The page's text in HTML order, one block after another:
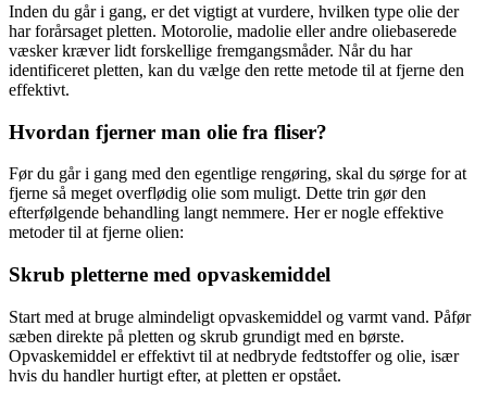
Inden du går i gang, er det vigtigt at vurdere, hvilken type olie der
har forårsaget pletten. Motorolie, madolie eller andre oliebaserede
væsker kræver lidt forskellige fremgangsmåder. Når du har
identificeret pletten, kan du vælge den rette metode til at fjerne den
effektivt.
Hvordan fjerner man olie fra fliser?
Før du går i gang med den egentlige rengøring, skal du sørge for at
fjerne så meget overflødig olie som muligt. Dette trin gør den
efterfølgende behandling langt nemmere. Her er nogle effektive
metoder til at fjerne olien:
Skrub pletterne med opvaskemiddel
Start med at bruge almindeligt opvaskemiddel og varmt vand. Påfør
sæben direkte på pletten og skrub grundigt med en børste.
Opvaskemiddel er effektivt til at nedbryde fedtstoffer og olie, især
hvis du handler hurtigt efter, at pletten er opstået.